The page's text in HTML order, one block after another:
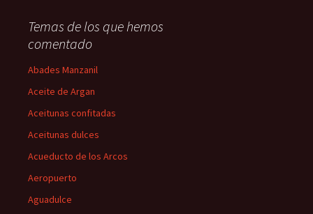
Temas de los que hemos
comentado
Abades Manzanil
Aceite de Argan
Aceitunas confitadas
Aceitunas dulces
Acueducto de los Arcos
Aeropuerto
Aguadulce